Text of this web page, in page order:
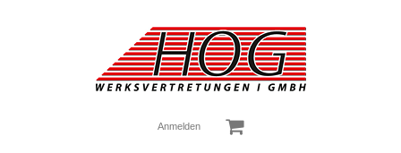
Anmelden